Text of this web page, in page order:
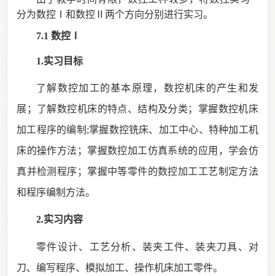
分为数控 Ⅰ和数控Ⅱ两个方向分别进行实习。
7.1 数控Ⅰ
1.实习目标
了解数控加工的基本原理，数控机床的产生和发
展；了解数控机床的特点、结构及分类；掌握数控机床
加工程序的编制 ;掌握数控铣床、加工中心、特种加工机
床的操作方法；掌握数控加工仿真系统的应用，学会仿
真并检测程序；掌握中等零件的数控加工工艺制定方法
和程序编制方法。
2.实习内容
零件设计、工艺分析、装夹工件、装夹刀具、对
刀、编写程序、模拟加工、操作机床加工零件。